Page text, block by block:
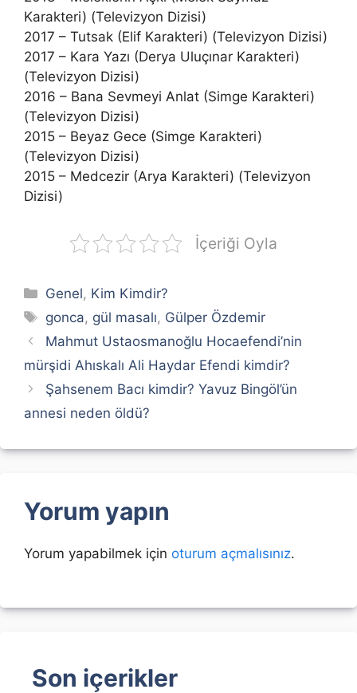
Karakteri) (Televizyon Dizisi)
2017 – Tutsak (Elif Karakteri) (Televizyon Dizisi)
2017 – Kara Yazı (Derya Uluçınar Karakteri)
(Televizyon Dizisi)
2016 – Bana Sevmeyi Anlat (Simge Karakteri)
(Televizyon Dizisi)
2015 – Beyaz Gece (Simge Karakteri)
(Televizyon Dizisi)
2015 – Medcezir (Arya Karakteri) (Televizyon
Dizisi)
İçeriği Oyla
Kategoriler
Genel, Kim Kimdir?
Etiketler
gonca, gül masalı, Gülper Özdemir
Mahmut Ustaosmanoğlu Hocaefendi’nin
mürşidi Ahıskalı Ali Haydar Efendi kimdir?
Şahsenem Bacı kimdir? Yavuz Bingöl’ün
annesi neden öldü?
Yorum yapın
Yorum yapabilmek için oturum açmalısınız.
Son içerikler